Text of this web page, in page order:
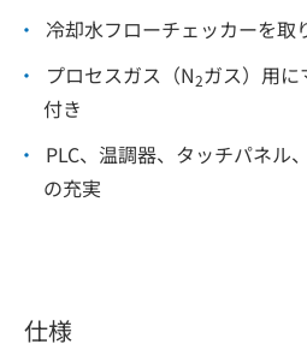
冷却水フローチェッカーを取
プロセスガス（N2ガス）用に
付き
PLC、温調器、タッチパネル
の充実
仕様